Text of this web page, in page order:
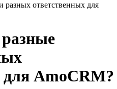
разных ответственных для
для AmoCRM?